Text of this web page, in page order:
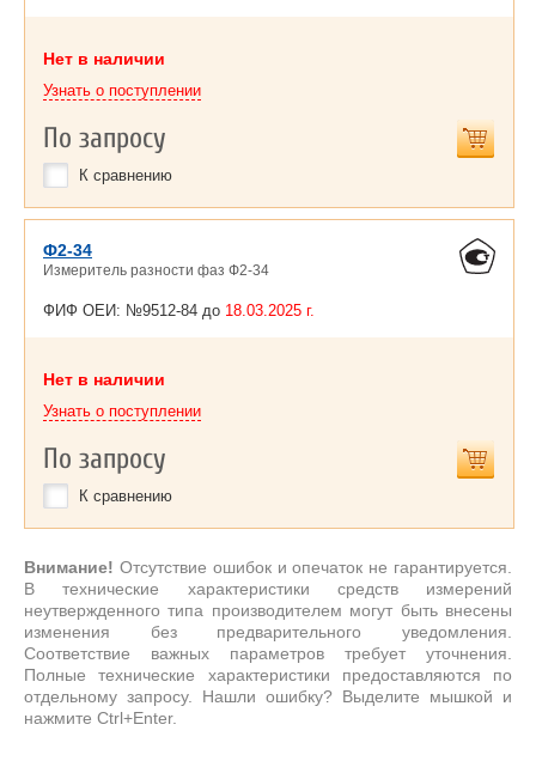
Нет в наличии
Узнать о поступлении
По запросу
К сравнению
Ф2-34
Измеритель разности фаз Ф2-34
ФИФ ОЕИ: №9512-84 до 18.03.2025 г.
Нет в наличии
Узнать о поступлении
По запросу
К сравнению
Внимание! Отсутствие ошибок и опечаток не гарантируется.
В технические характеристики средств измерений
неутвержденного типа производителем могут быть внесены
изменения без предварительного уведомления.
Соответствие важных параметров требует уточнения.
Полные технические характеристики предоставляются по
отдельному запросу. Нашли ошибку? Выделите мышкой и
нажмите Ctrl+Enter.